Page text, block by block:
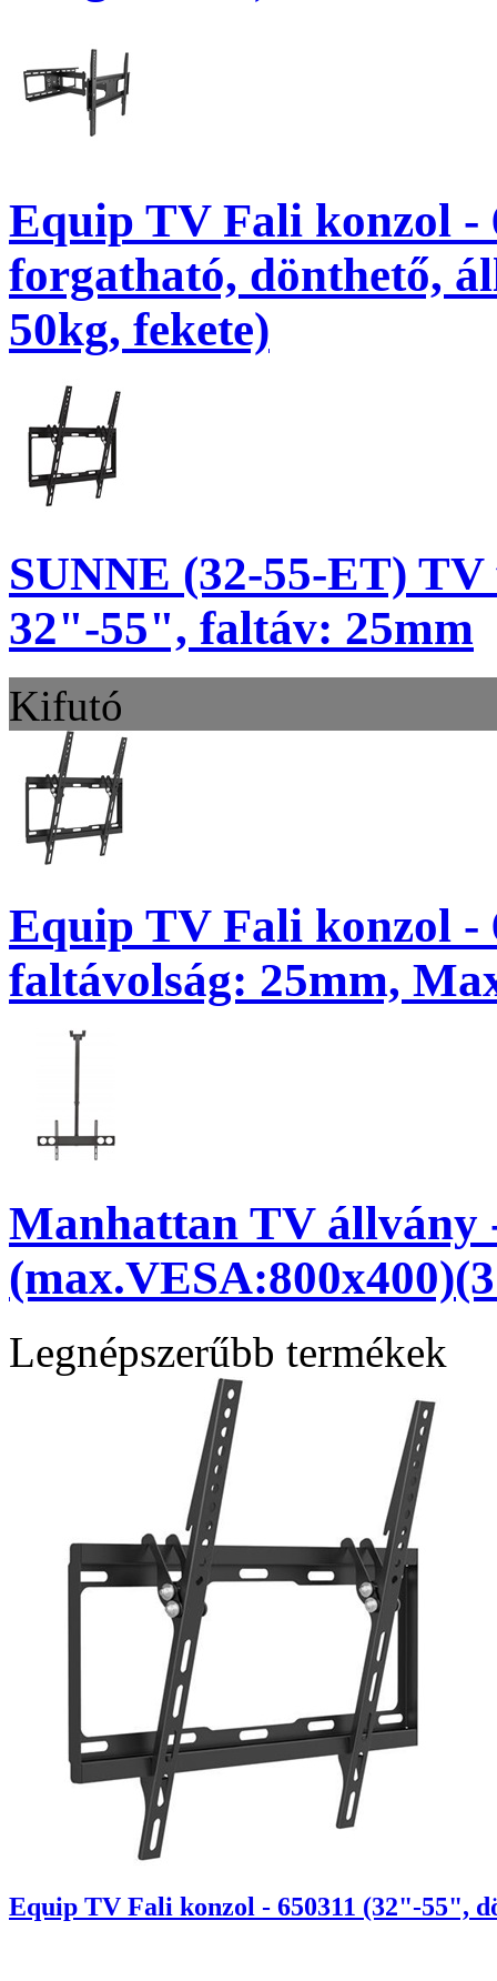
Equip TV Fali konzol -
forgatható, dönthető,
50kg, fekete)
SUNNE (32-55-ET)
32"-55", faltáv: 25mm
Kifutó
Equip TV Fali konzol -
faltávolság: 25mm,
Manhattan TV állvány
Legnépszerűbb termékek
Equip TV Fali konzol - 650311 (32"-55",